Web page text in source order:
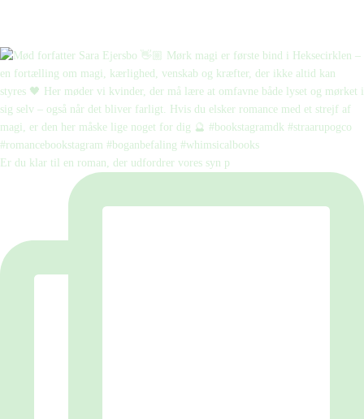
Er du klar til en roman, der udfordrer vores syn p